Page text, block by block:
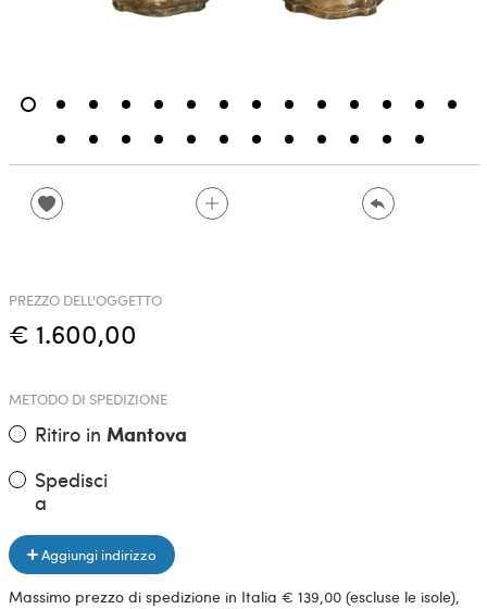
PREZZO DELL'OGGETTO
€ 1.600,00
METODO DI SPEDIZIONE
Ritiro in Mantova
Spedisci
a
Aggiungi indirizzo
Massimo prezzo di spedizione in Italia € 139,00 (escluse le isole),